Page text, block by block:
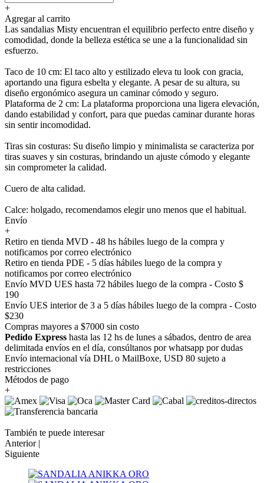
+
Agregar al carrito
Las sandalias Misty encuentran el equilibrio perfecto entre diseño y
comodidad, donde la belleza estética se une a la funcionalidad sin
esfuerzo.
Taco de 10 cm: El taco alto y estilizado eleva tu look con gracia,
aportando una figura esbelta y elegante. A pesar de su altura, su
diseño ergonómico asegura un caminar cómodo y seguro.
Plataforma de 2 cm: La plataforma proporciona una ligera elevación,
dando estabilidad y confort, para que puedas caminar durante horas
sin sentir incomodidad.
Tiras sin costuras: Su diseño limpio y minimalista se caracteriza por
tiras suaves y sin costuras, brindando un ajuste cómodo y elegante
sin comprometer la calidad.
Cuero de alta calidad.
Calce: holgado, recomendamos elegir uno menos que el habitual.
Envío
+
Retiro en tienda MVD - 48 hs hábiles luego de la compra y
notificamos por correo electrónico
Retiro en tienda PDE - 5 días hábiles luego de la compra y
notificamos por correo electrónico
Envío MVD UES hasta 72 hábiles luego de la compra - Costo $
190
Envío UES interior de 3 a 5 días hábiles luego de la compra - Costo
$230
Compras mayores a $7000 sin costo
Pedido Express hasta las 12 hs de lunes a sábados, dentro de area
delimitada envíos en el día, consúltanos por whatsapp por dudas
Envío internacional vía DHL o MailBoxe, USD 80 sujeto a
restricciones
Métodos de pago
+
También te puede interesar
Anterior |
Siguiente